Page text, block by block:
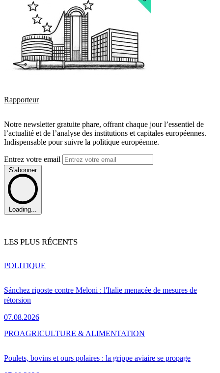
Rapporteur
Notre newsletter gratuite phare, offrant chaque jour l’essentiel de
l’actualité et de l’analyse des institutions et capitales européennes.
Indispensable pour suivre la politique européenne.
Entrez votre email
S'abonner
Loading...
LES PLUS RÉCENTS
Sánchez riposte contre Meloni : l'Italie menacée de mesures de
rétorsion
07.08.2026
POLITIQUE
Poulets, bovins et ours polaires : la grippe aviaire se propage
PROAGRICULTURE & ALIMENTATION